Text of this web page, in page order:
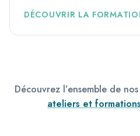
DÉCOUVRIR LA
Découvrez l’ensemble de
ateliers et